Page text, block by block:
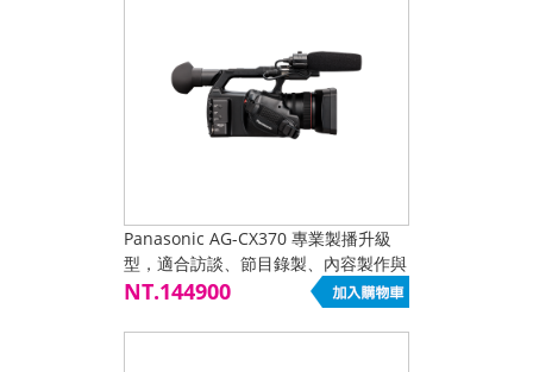
Panasonic AG-CX370 專業製播升級
型，適合訪談、節目錄製、內容製作與
企業媒體輸出
NT.144900